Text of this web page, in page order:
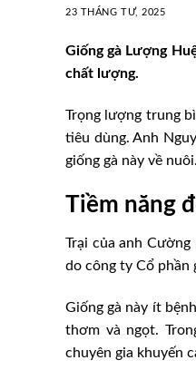
23 THÁNG TƯ, 2025
Giống gà Lượng
chất lượng.
Trọng lượng trung
tiêu dùng. Anh
giống gà này về nuôi.
Tiềm năng
Trại của anh
do công ty Cổ phần
Giống gà này ít
thơm và ngọt.
chuyên gia khuyến